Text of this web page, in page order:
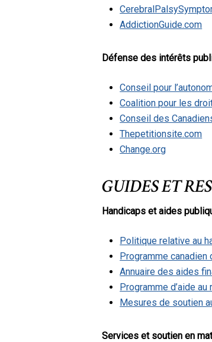
AddictionGuide.com
Défense des intérêts
Conseil pour
Coalition pour les
Conseil des
Thepetitionsite.com
Change.org
GUIDES ET
Handicaps et aides
Politique relative au
Programme canadien
Annuaire des aides
Programme d’aide
Mesures de soutien
Services et soutien en